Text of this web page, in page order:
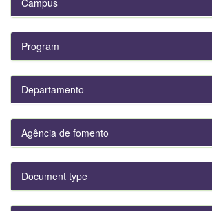
Program
Departamento
Agência de fomento
Document type